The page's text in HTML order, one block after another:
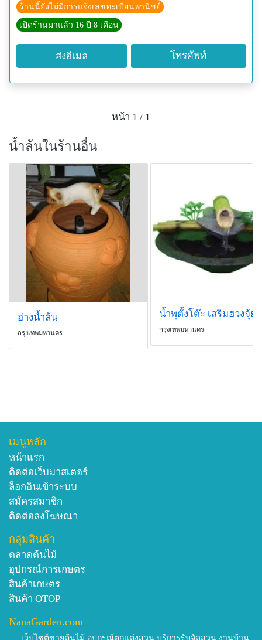
ร้านนี้ยังไม่มีการแจ้งเลขทะเบียนพานิชย์
เปิดร้านมาแล้ว 16 ปี 8 เดือน
ส่งอีเมล โทรศัพท์
หน้า 1 / 1
น้ำล้นในร้านอื่น
อ่างน้ำล้น
กรุงเทพมหานคร
น้ำพุตั้งโต๊ะ เสริมฮวงจุ้ย
กรุงเทพมหานคร
เมนูหลัก
หน้าแรก
ติดต่อเว็บมาสเตอร์
ล็อกอินเข้าระบบ
สมัครสมาชิก
ติดต่อลงโฆษณา
กลุ่มสินค้า
ตลาดต้นไม้
อุปกรณ์การเกษตร
สินค้าเกษตร
สินค้า OTOP
NanaGarden.com
เว็บไซต์ขายต้นไม้ อุปกรณ์ตกแต่งสวน บริการรับจัดสวน งานบ้าน